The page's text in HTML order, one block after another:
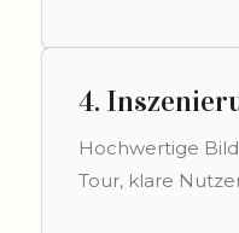
4.
Hochwertige
Tour, klare